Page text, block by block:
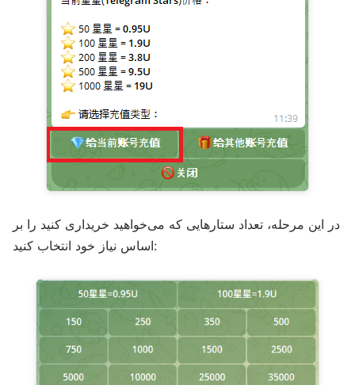
در این مرحله، تعداد ستارهایی که می‌خواهید خریداری کنید را بر
اساس نیاز خود انتخاب کنید: